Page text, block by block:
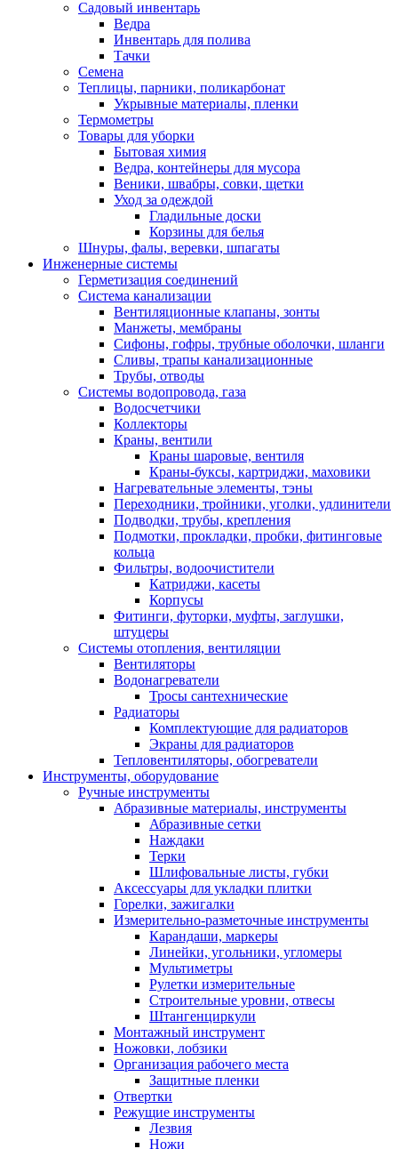
Садовый инвентарь
Ведра
Инвентарь для полива
Тачки
Семена
Теплицы, парники, поликарбонат
Укрывные материалы, пленки
Термометры
Товары для уборки
Бытовая химия
Ведра, контейнеры для мусора
Веники, швабры, совки, щетки
Уход за одеждой
Гладильные доски
Корзины для белья
Шнуры, фалы, веревки, шпагаты
Инженерные системы
Герметизация соединений
Система канализации
Вентиляционные клапаны, зонты
Манжеты, мембраны
Сифоны, гофры, трубные оболочки, шланги
Сливы, трапы канализационные
Трубы, отводы
Системы водопровода, газа
Водосчетчики
Коллекторы
Краны, вентили
Краны шаровые, вентиля
Краны-буксы, картриджи, маховики
Нагревательные элементы, тэны
Переходники, тройники, уголки, удлинители
Подводки, трубы, крепления
Подмотки, прокладки, пробки, фитинговые
кольца
Фильтры, водоочистители
Катриджи, касеты
Корпусы
Фитинги, футорки, муфты, заглушки,
штуцеры
Системы отопления, вентиляции
Вентиляторы
Водонагреватели
Тросы сантехнические
Радиаторы
Комплектующие для радиаторов
Экраны для радиаторов
Тепловентиляторы, обогреватели
Инструменты, оборудование
Ручные инструменты
Абразивные материалы, инструменты
Абразивные сетки
Наждаки
Терки
Шлифовальные листы, губки
Аксессуары для укладки плитки
Горелки, зажигалки
Измерительно-разметочные инструменты
Карандаши, маркеры
Линейки, угольники, угломеры
Мультиметры
Рулетки измерительные
Строительные уровни, отвесы
Штангенциркули
Монтажный инструмент
Ножовки, лобзики
Организация рабочего места
Защитные пленки
Отвертки
Режущие инструменты
Лезвия
Ножи